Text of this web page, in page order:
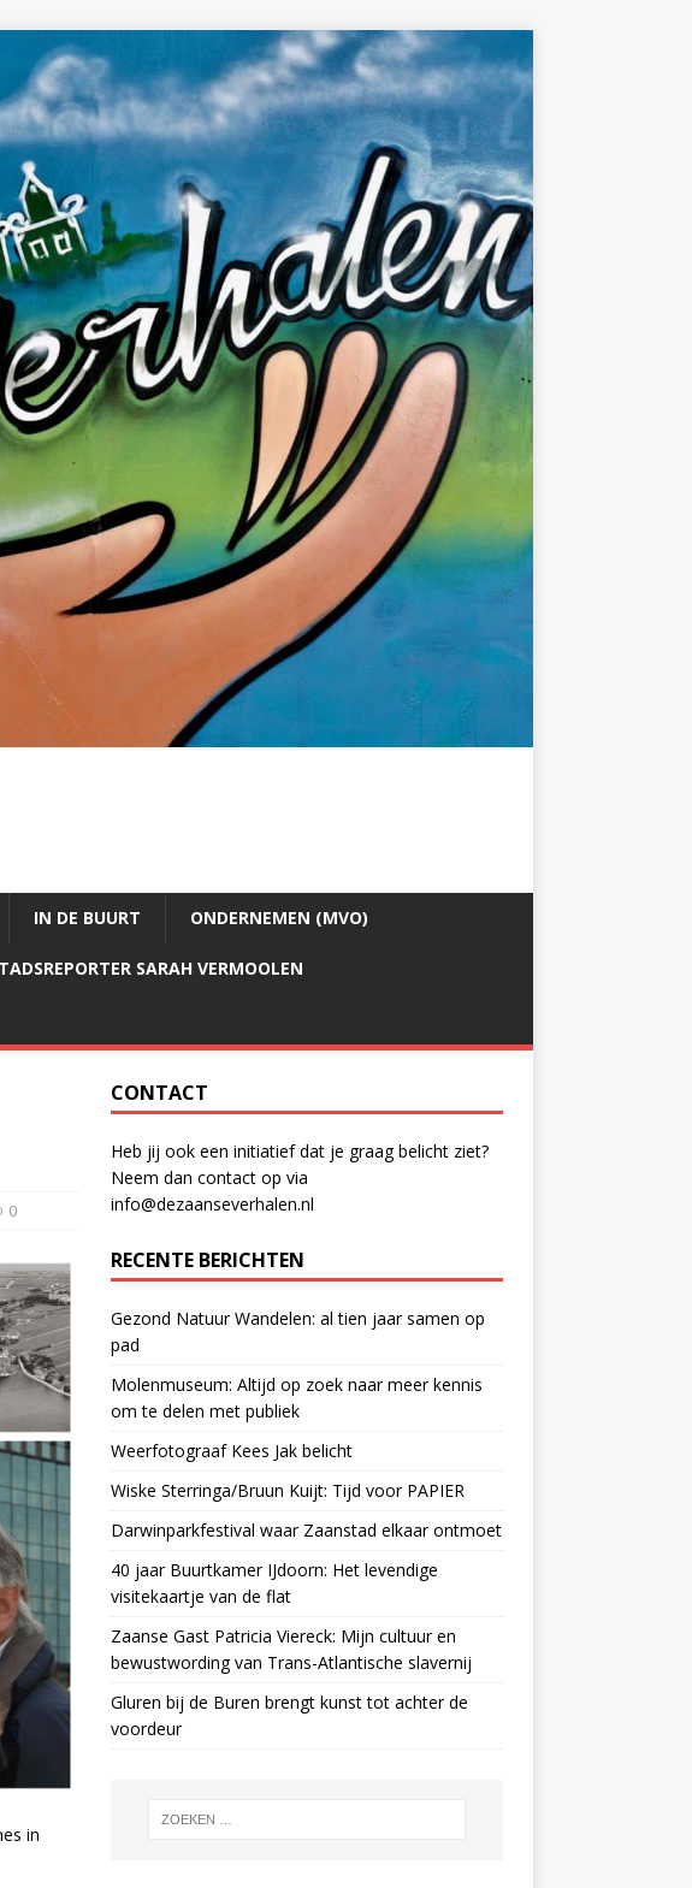
IN DE BUURT ONDERNEMEN (MVO)
SARAH VERMOOLEN
0
in
CONTACT
Heb jij ook een initiatief dat je graag belicht ziet?
Neem dan contact op via
info@dezaanseverhalen.nl
RECENTE BERICHTEN
Gezond Natuur Wandelen: al tien jaar samen op
pad
Molenmuseum: Altijd op zoek naar meer kennis
om te delen met publiek
Weerfotograaf Kees Jak belicht
Wiske Sterringa/Bruun Kuijt: Tijd voor PAPIER
Darwinparkfestival waar Zaanstad elkaar ontmoet
40 jaar Buurtkamer IJdoorn: Het levendige
visitekaartje van de flat
Zaanse Gast Patricia Viereck: Mijn cultuur en
bewustwording van Trans-Atlantische slavernij
Gluren bij de Buren brengt kunst tot achter de
voordeur